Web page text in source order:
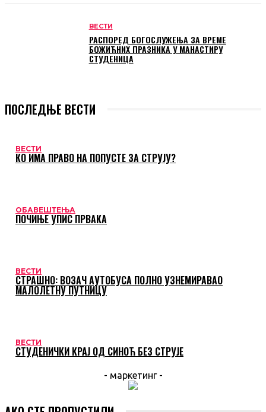
ВЕСТИ
РАСПОРЕД БОГОСЛУЖЕЊА ЗА ВРЕМЕ
БОЖИЋНИХ ПРАЗНИКА У МАНАСТИРУ
СТУДЕНИЦА
ПОСЛЕДЊЕ ВЕСТИ
ВЕСТИ
КО ИМА ПРАВО НА ПОПУСТЕ ЗА СТРУЈУ?
ОБАВЕШТЕЊА
ПОЧИЊЕ УПИС ПРВАКА
ВЕСТИ
СТРАШНО: ВОЗАЧ АУТОБУСА ПОЛНО УЗНЕМИРАВАО
МАЛОЛЕТНУ ПУТНИЦУ
ВЕСТИ
СТУДЕНИЧКИ КРАЈ ОД СИНОЋ БЕЗ СТРУЈЕ
- маркетинг -